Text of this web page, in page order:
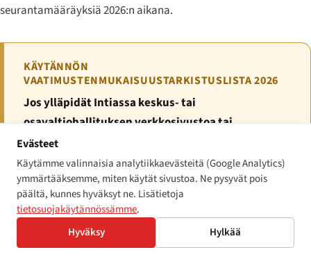
seurantamääräyksiä 2026:n aikana.
KÄYTÄNNÖN
VAATIMUSTENMUKAISUUSTARKISTUSLISTA 2026
Jos ylläpidät Intiassa keskus- tai
osavaltiohallituksen verkkosivustoa tai
mobiilisovellusta:
vaatimustenmukaisuus GIGW 3.0:aa vasten; hanki tai
uusi STQC-sertifiointi; julkaise saavutettavuusseloste;
nimeä yksi yhteyspiste saavutettavuusvalituksia
varten.
Jos olet Intiassa toimiva yksityinen laitos:auditoi
Evästeet
Käytämme valinnaisia analytiikkaevästeitä (Google Analytics)
ymmärtääksemme, miten käytät sivustoa. Ne pysyvät pois
päältä, kunnes hyväksyt ne. Lisätietoja
tietosuojakäytännössämme.
Hyväksy
Hylkää